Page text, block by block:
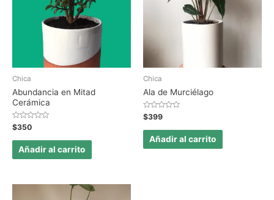
Chica
Abundancia en Mitad
Cerámica
Valorado
en
0
$350
Añadir al carrito
Chica
Ala de Murciélago
Valorado
en
0
$399
Añadir al carrito